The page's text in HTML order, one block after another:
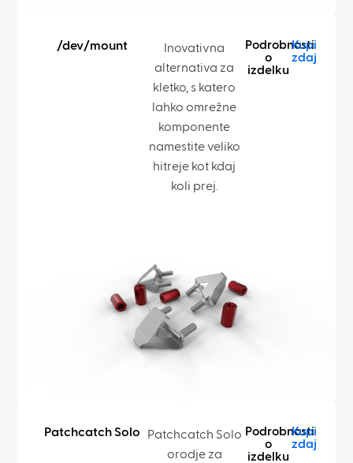
/dev/mount
Inovativna
alternativa za
kletko, s katero
lahko omrežne
komponente
namestite veliko
hitreje kot kdaj
koli prej.
Podrobnosti
o
izdelku
Kupi
zdaj
Patchcatch Solo
Patchcatch Solo
orodje za
Podrobnosti
o
izdelku
Kupi
zdaj